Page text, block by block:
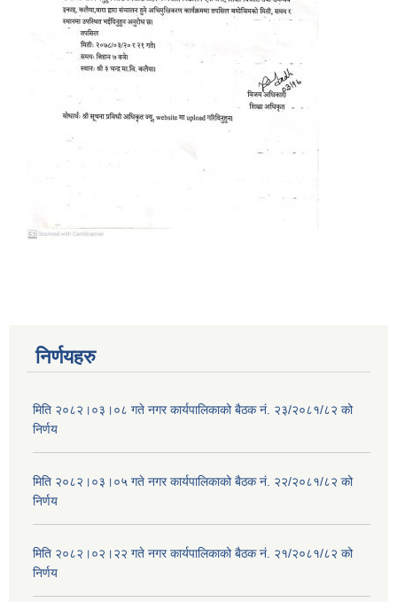
निर्णयहरु
मिति २०८२।०३।०८ गते नगर कार्यपालिकाको बैठक नं. २३/२०८१/८२ को
निर्णय
मिति २०८२।०३।०५ गते नगर कार्यपालिकाको बैठक नं. २२/२०८१/८२ को
निर्णय
मिति २०८२।०२।२२ गते नगर कार्यपालिकाको बैठक नं. २१/२०८१/८२ को
निर्णय